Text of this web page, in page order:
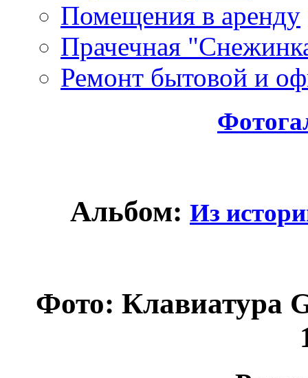
Помещения в аренду
Прачечная
Ремонт бытовой и
Альбом: Из
Фото: Клавиатура